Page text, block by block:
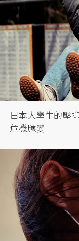
日本大學生的壓
危機應變